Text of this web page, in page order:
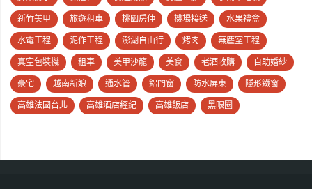
新竹美甲 旅遊租車 桃園房仲 機場接送 水果禮盒
水電工程 泥作工程 澎湖自由行 烤肉 無塵室工程
真空包裝機 租車 美甲沙龍 美食 老酒收購 自助婚紗
豪宅 越南新娘 通水管 鋁門窗 防水屏東 隱形鐵窗
高雄法國台北 高雄酒店經紀 高雄飯店 黑眼圈